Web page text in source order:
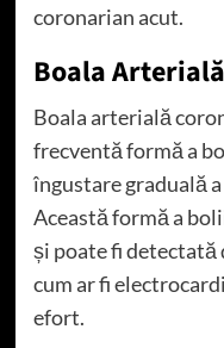
coronarian acut.
Boala
Boala arterială
frecventă formă a
îngustare graduală
Această formă a
și poate fi detectată
cum ar fi
efort.